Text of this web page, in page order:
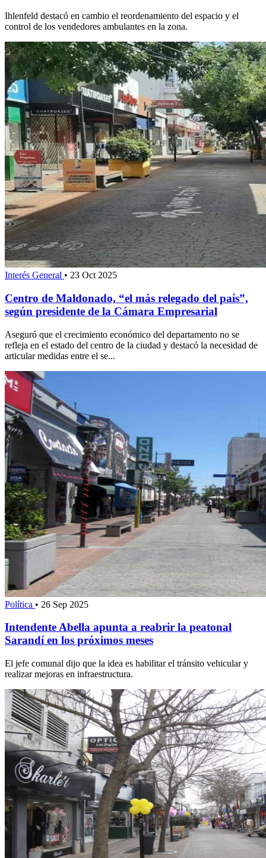
Ihlenfeld destacó en cambio el reordenamiento del espacio y el
control de los vendedores ambulantes en la zona.
Interés General • 23 Oct 2025
Centro de Maldonado, “el más relegado del país”,
según presidente de la Cámara Empresarial
Aseguró que el crecimiento económico del departamento no se
refleja en el estado del centro de la ciudad y destacó la necesidad de
articular medidas entre el se...
Política • 26 Sep 2025
Intendente Abella apunta a reabrir la peatonal
Sarandí en los próximos meses
El jefe comunal dijo que la idea es habilitar el tránsito vehicular y
realizar mejoras en infraestructura.